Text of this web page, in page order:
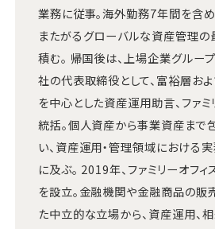
業務に従事。海外勤務7年間を含め
またがるグローバルな資産管理
積む。 帰国後は、上場企業グルー
社の代表取締役として、富裕層お
を中心とした資産運用助言、ファ
統括。個人資産から事業資産まで
い、資産運用・管理領域における
に及ぶ。 2019年、ファミリーオフ
を設立。金融機関や金融商品の販
た中立的な立場から、資産運用、